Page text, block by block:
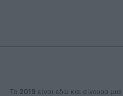
Το 2019 είναι εδώ και σίγουρα μια